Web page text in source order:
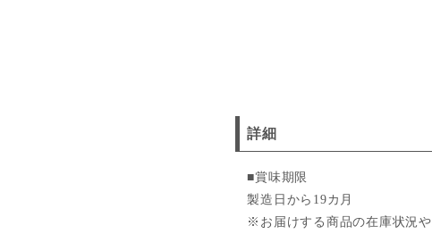
詳細
■賞味期限
製造日から19カ月
※お届けする商品の在庫状況